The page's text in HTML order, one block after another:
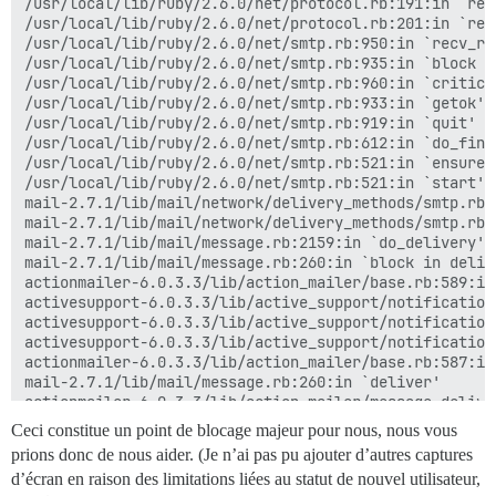
/usr/local/lib/ruby/2.6.0/net/protocol.rb:201:in
/usr/local/lib/ruby/2.6.0/net/smtp.rb:950:in
/usr/local/lib/ruby/2.6.0/net/smtp.rb:935:in `block
/usr/local/lib/ruby/2.6.0/net/smtp.rb:960:in
/usr/local/lib/ruby/2.6.0/net/smtp.rb:933:in `getok'
/usr/local/lib/ruby/2.6.0/net/smtp.rb:919:in `quit'
/usr/local/lib/ruby/2.6.0/net/smtp.rb:612:in
/usr/local/lib/ruby/2.6.0/net/smtp.rb:521:in
/usr/local/lib/ruby/2.6.0/net/smtp.rb:521:in `start'
mail-2.7.1/lib/mail/network/delivery_methods/
mail-2.7.1/lib/mail/network/delivery_methods/
mail-2.7.1/lib/mail/message.rb:2159:in `do_delivery'
mail-2.7.1/lib/mail/message.rb:260:in `block in
actionmailer-6.0.3.3/lib/action_mailer/
activesupport-6.0.3.3/lib/active_support/
activesupport-6.0.3.3/lib/active_support/
activesupport-6.0.3.3/lib/active_support/
actionmailer-6.0.3.3/lib/action_mailer/
mail-2.7.1/lib/mail/message.rb:260:in `deliver'
actionmailer-6.0.3.3/lib/action_mailer/
actionmailer-6.0.3.3/lib/action_mailer/
actionmailer-6.0.3.3/lib/action_mailer/
/var/www/discourse/lib/email/sender.rb:226:in `send'
/var/www/discourse/app/jobs/regular/
Ceci constitue un point de blocage majeur pour nous, nous vous
prions donc de nous aider. (Je n’ai pas pu ajouter d’autres captures
d’écran en raison des limitations liées au statut de nouvel utilisateur,